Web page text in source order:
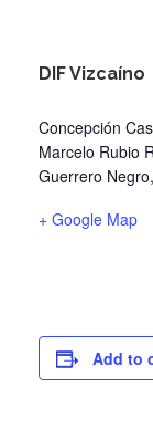
DIF Vizcaíno
Concepción
Marcelo Rubio
Guerrero Negro,
+ Google Map
Add to